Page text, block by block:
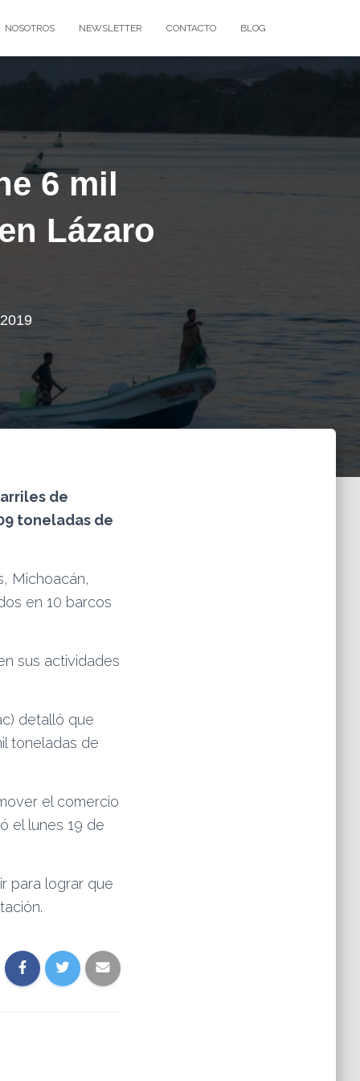
NOSOTROS NEWSLETTER CONTACTO BLOG
6 mil
Lázaro
de
toneladas de
Michoacán,
en 10 barcos
sus actividades
detalló que
toneladas de
el comercio
el lunes 19 de
para lograr que